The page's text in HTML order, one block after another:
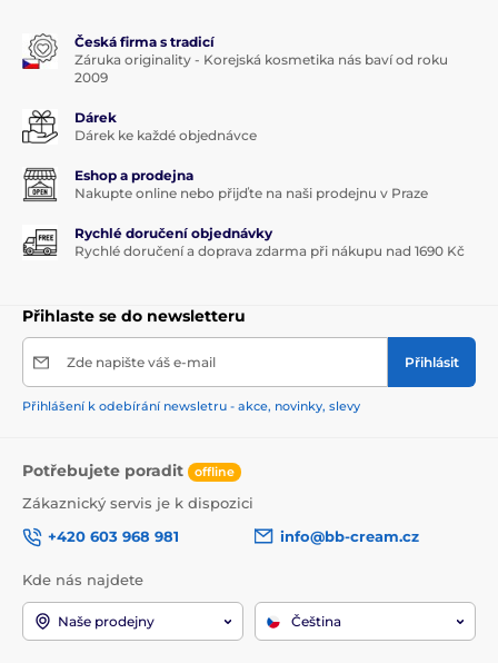
Česká firma s tradicí
Záruka originality - Korejská kosmetika nás baví od roku
2009
Dárek
Dárek ke každé objednávce
Eshop a prodejna
Nakupte online nebo přijďte na naši prodejnu v Praze
Rychlé doručení objednávky
Rychlé doručení a doprava zdarma při nákupu nad 1690 Kč
Přihlaste se do newsletteru
Zde napište váš e-mail Přihlásit
Přihlášení k odebírání newsletru - akce, novinky, slevy
Potřebujete poradit offline
Zákaznický servis je k dispozici
+420 603 968 981
info@bb-cream.cz
Kde nás najdete
Naše prodejny Čeština